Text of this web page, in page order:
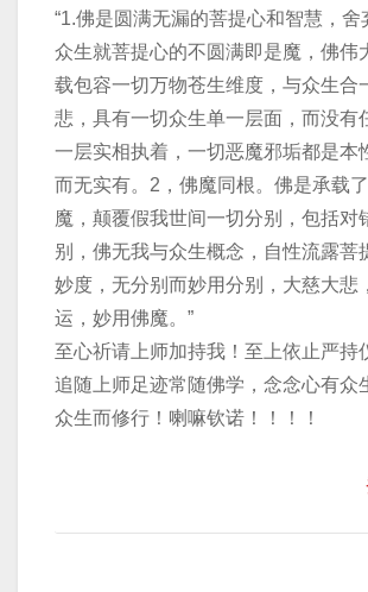
“1.佛是圆满无漏的菩提心和智慧，舍
众生就菩提心的不圆满即是魔，佛伟
载包容一切万物苍生维度，与众生合
悲，具有一切众生单一层面，而没有
一层实相执着，一切恶魔邪垢都是本
而无实有。2，佛魔同根。佛是承载
魔，颠覆假我世间一切分别，包括对
别，佛无我与众生概念，自性流露菩
妙度，无分别而妙用分别，大慈大悲
运，妙用佛魔。”
至心祈请上师加持我！至上依止严持
追随上师足迹常随佛学，念念心有众
众生而修行！喇嘛钦诺！！！！